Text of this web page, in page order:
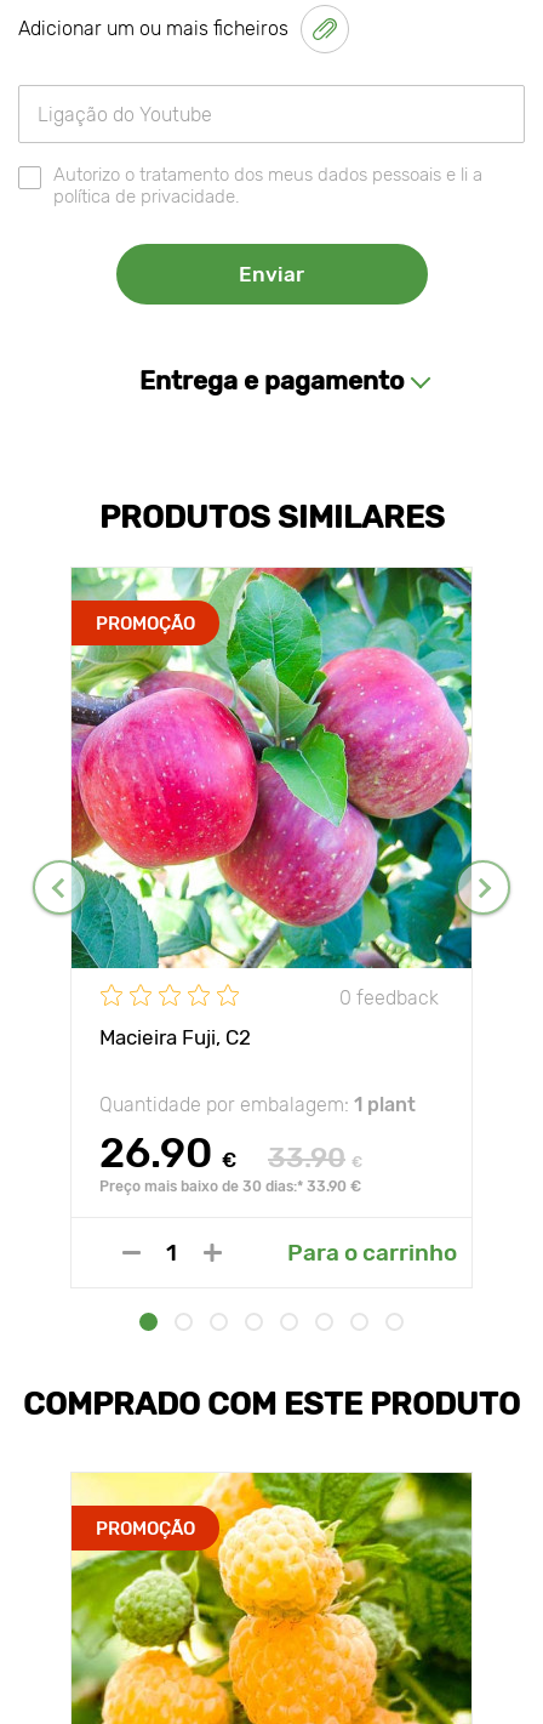
Adicionar um ou mais ficheiros
Autorizo o tratamento dos meus dados pessoais e li a
política de privacidade.
Entrega e pagamento
PRODUTOS SIMILARES
PROMOÇÃO
0 feedback
Macieira Fuji, С2
Quantidade por embalagem: 1 plant
26.90 € 33.90 €
Preço mais baixo de 30 dias:* 33.90 €
Para o carrinho
COMPRADO COM ESTE PRODUTO
PROMOÇÃO